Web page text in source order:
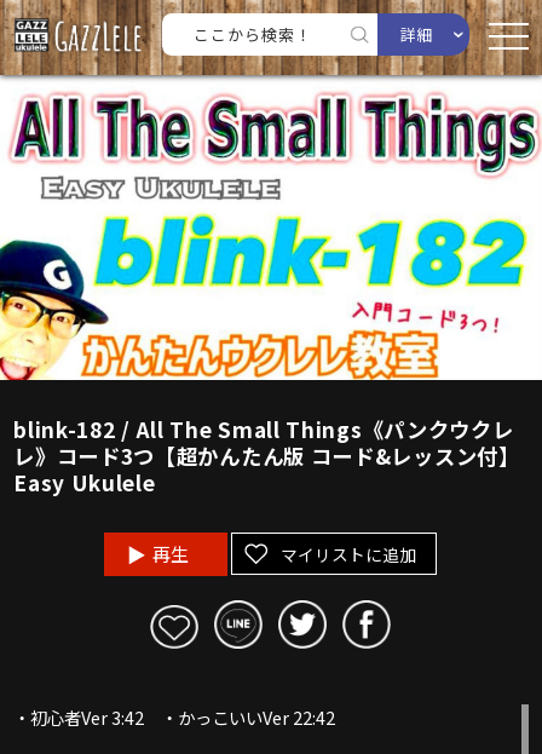
詳細
blink-182 / All The Small Things《パンクウクレ
レ》コード3つ【超かんたん版 コード&レッスン付】
Easy Ukulele
再生 マイリストに追加
・初心者Ver 3:42 ・かっこいいVer 22:42